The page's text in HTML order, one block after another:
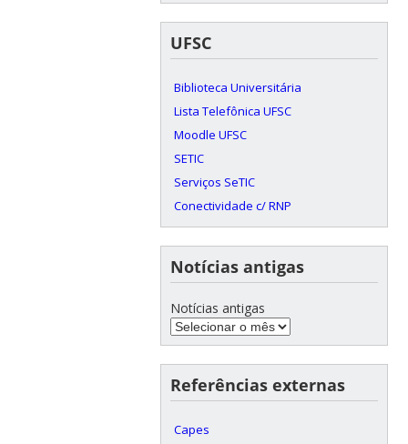
UFSC
Biblioteca Universitária
Lista Telefônica UFSC
Moodle UFSC
SETIC
Serviços SeTIC
Conectividade c/ RNP
Notícias antigas
Notícias antigas
Referências externas
Capes